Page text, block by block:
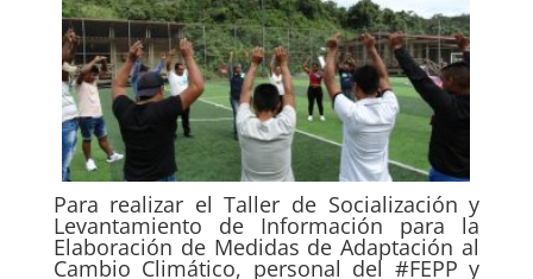
Para realizar el Taller de Socialización y
Levantamiento de Información para la
Elaboración de Medidas de Adaptación al
Cambio Climático, personal del #FEPP y